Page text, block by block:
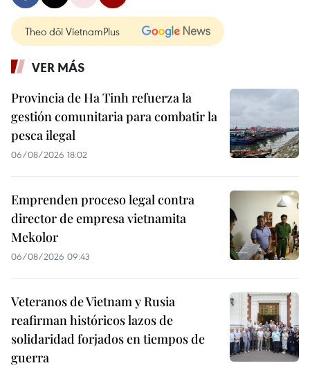
Theo dõi VietnamPlus
VER MÁS
Provincia de Ha Tinh refuerza la
gestión comunitaria para combatir la
pesca ilegal
06/08/2026 18:02
Emprenden proceso legal contra
director de empresa vietnamita
Mekolor
06/08/2026 09:43
Veteranos de Vietnam y Rusia
reafirman históricos lazos de
solidaridad forjados en tiempos de
guerra